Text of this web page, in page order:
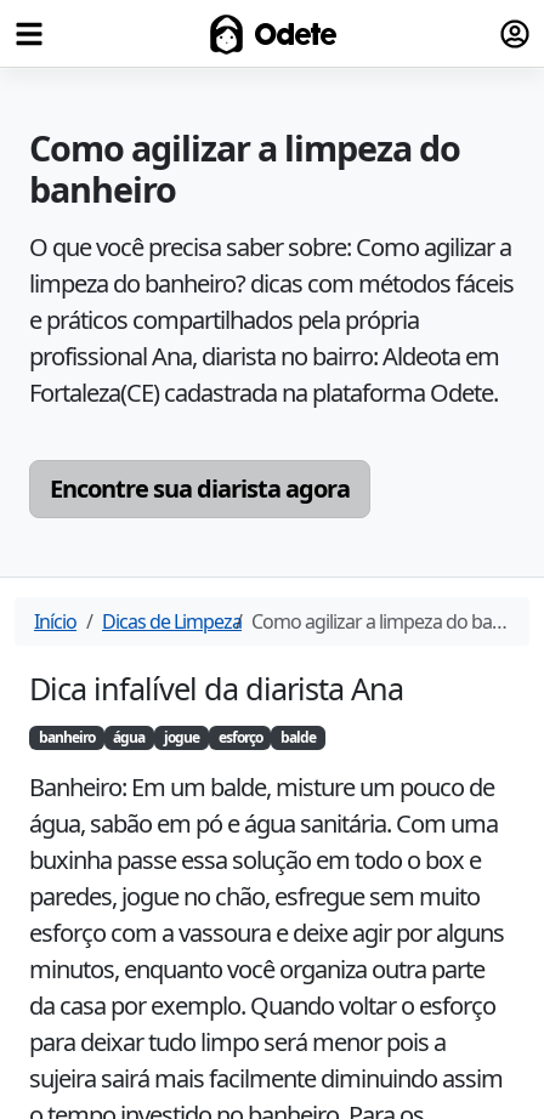
Odete
Como agilizar a limpeza do
banheiro
O que você precisa saber sobre:Como agilizar a
limpeza do banheiro?dicas com métodos fáceis
e práticos compartilhados pela própria
profissionalAna, diarista no bairro:Aldeotaem
Fortaleza(CE) cadastrada na plataforma Odete.
Encontre sua diarista agora
Início Dicas de Limpeza Como agilizar a limpeza do banheiro
Dica infalível da diaristaAna
banheiro água jogue esforço balde
Banheiro: Em um balde, misture um pouco de
água, sabão em pó e água sanitária. Com uma
buxinha passe essa solução em todo o box e
paredes, jogue no chão, esfregue sem muito
esforço com a vassoura e deixe agir por alguns
minutos, enquanto você organiza outra parte
da casa por exemplo. Quando voltar o esforço
para deixar tudo limpo será menor pois a
sujeira sairá mais facilmente diminuindo assim